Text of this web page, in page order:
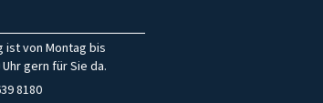
ist von Montag bis
gern für Sie da.
8180